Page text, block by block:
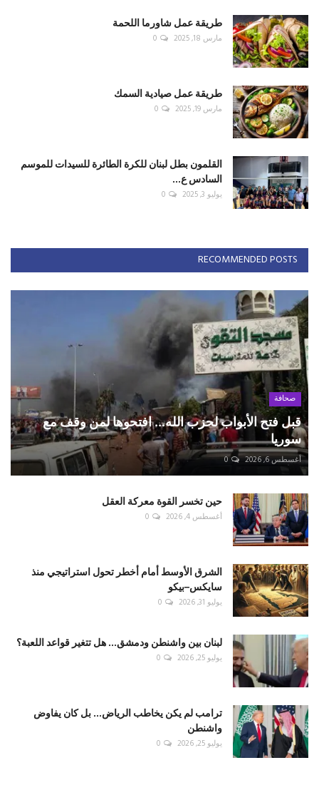
طريقة عمل شاورما اللحمة
مارس 18, 2025 0
طريقة عمل صيادية السمك
مارس 19, 2025 0
القلمون بطل لبنان للكرة الطائرة للسيدات للموسم
السادس ع...
يوليو 3, 2025 0
RECOMMENDED POSTS
صحافة
قبل فتح الأبواب لحزب الله... افتحوها لمن وقف مع
سوريا
أغسطس 6, 2026 0
حين تخسر القوة معركة العقل
أغسطس 4, 2026 0
الشرق الأوسط أمام أخطر تحول استراتيجي منذ
سايكس–بيكو
يوليو 31, 2026 0
لبنان بين واشنطن ودمشق... هل تتغير قواعد اللعبة؟
يوليو 25, 2026 0
ترامب لم يكن يخاطب الرياض... بل كان يفاوض
واشنطن
يوليو 25, 2026 0